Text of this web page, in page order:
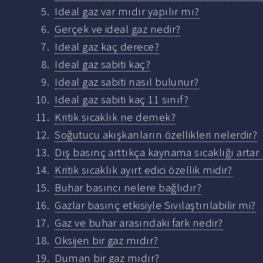
Ideal gaz var mıdır yapılır mı?
Gerçek ve ideal gaz nedir?
Ideal gaz kaç derece?
Ideal gaz sabiti kaç?
Ideal gaz sabiti nasıl bulunur?
Ideal gaz sabiti kaç 11 sınıf?
Kritik sıcaklık ne demek?
Soğutucu akışkanların özellikleri nelerdir?
Dış basınç arttıkça kaynama sıcaklığı artar
Kritik sıcaklık ayırt edici özellik midir?
Buhar basıncı nelere bağlıdır?
Gazlar basınç etkisiyle Sıvılaştırılabilir mi?
Gaz ve buhar arasındaki fark nedir?
Oksijen bir gaz mıdır?
Duman bir gaz mıdır?